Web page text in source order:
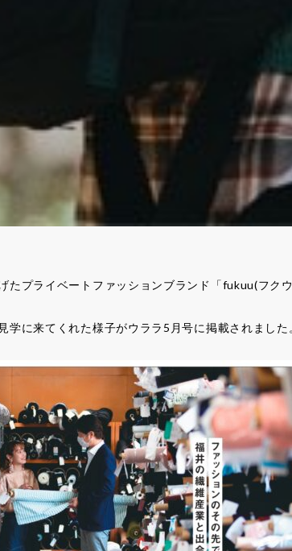
たプライベートファッションブランド「fukuu(フク
学に来てくれた様子がウララ5月号に掲載されました